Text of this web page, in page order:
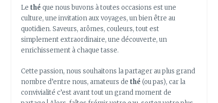
Lethé que nous buvons à toutes occasions est une
culture, une invitation aux voyages, un bien être au
quotidien. Saveurs, arômes, couleurs, tout est
simplement extraordinaire, une découverte, un
enrichissement à chaque tasse.
Cette passion, nous souhaitons la partager au plus grand
nombre d’entre nous, amateurs de thé (ou pas), car la
convivialité c’est avant tout un grand moment de